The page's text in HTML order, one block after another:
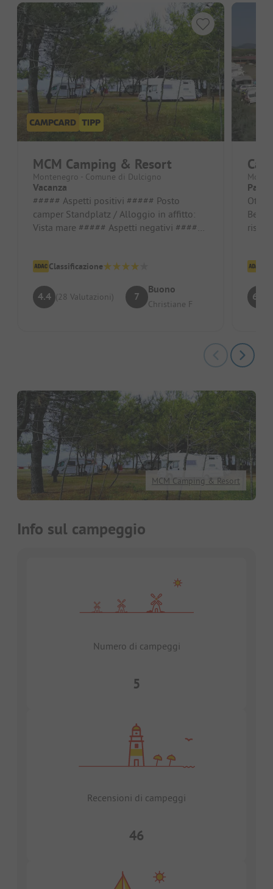
MCM Camping & Resort
Montenegro - Comune di Dulcigno
Vacanza
##### Aspetti positivi ##### Posto
camper Standplatz / Alloggio in affitto:
Vista mare ##### Aspetti negativi #####
Classificazione
4.4 (28 Valutazioni) 7
Buono
Christiane F
Bella
6.9
MCM Camping & Resort
Info sul campeggio
Numero di campeggi
5
Recensioni di campeggi
46